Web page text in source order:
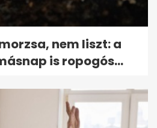
nem liszt: a
is ropogós...